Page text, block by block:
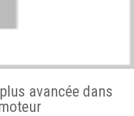
avancée dans